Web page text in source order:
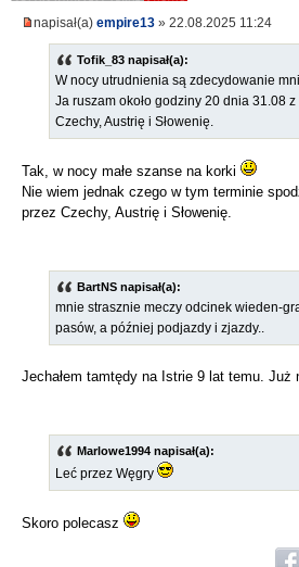
napisał(a) empire13 » 22.08.2025 11:24
Tofik_83 napisał(a):
W nocy utrudnienia są zdecydowanie
Ja ruszam około godziny 20 dnia 31.08
Czechy, Austrię i Słowenię.
Tak, w nocy małe szanse na korki
Nie wiem jednak czego w tym terminie
przez Czechy, Austrię i Słowenię.
BartNS napisał(a):
mnie strasznie meczy odcinek wieden-
pasów, a później podjazdy i zjazdy..
Jechałem tamtędy na Istrie 9 lat temu. Już
Marlowe1994 napisał(a):
Leć przez Węgry
Skoro polecasz